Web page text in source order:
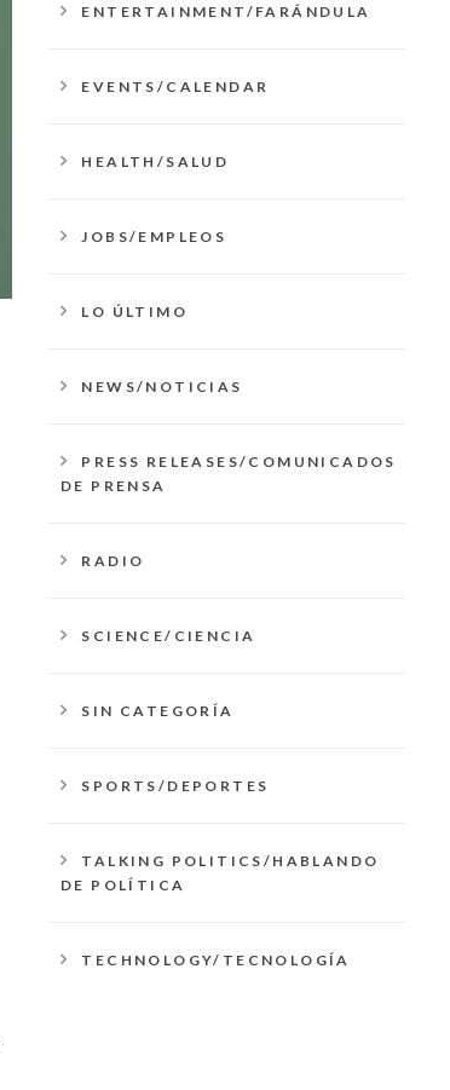
ENTERTAINMENT/FARÁNDULA
EVENTS/CALENDAR
HEALTH/SALUD
JOBS/EMPLEOS
LO ÚLTIMO
NEWS/NOTICIAS
PRESS RELEASES/COMUNICADOS
DE PRENSA
RADIO
SCIENCE/CIENCIA
SIN CATEGORÍA
SPORTS/DEPORTES
TALKING POLITICS/HABLANDO
DE POLÍTICA
TECHNOLOGY/TECNOLOGÍA